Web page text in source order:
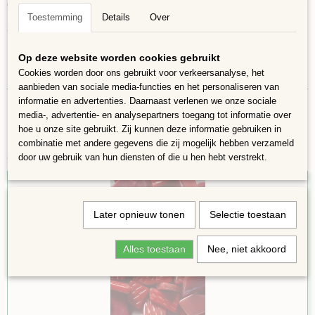
Geweldig voor beginners! Geschikt voor gebruik binnen of buiten.
200 gram in een zakje, ongeveer 100 steentjes,opp = 18x15 cm
Ook interessant
Toestemming Details Over
Op deze website worden cookies gebruikt
Cookies worden door ons gebruikt voor verkeersanalyse, het
aanbieden van sociale media-functies en het personaliseren van
informatie en advertenties. Daarnaast verlenen we onze sociale
media-, advertentie- en analysepartners toegang tot informatie over
hoe u onze site gebruikt. Zij kunnen deze informatie gebruiken in
combinatie met andere gegevens die zij mogelijk hebben verzameld
door uw gebruik van hun diensten of die u hen hebt verstrekt.
Later opnieuw tonen Selectie toestaan
Alles toestaan Nee, niet akkoord